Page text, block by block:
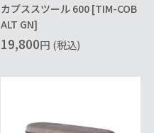
カプススツール 600 [TIM-COB
ALT GN]
19,800円 (税込)